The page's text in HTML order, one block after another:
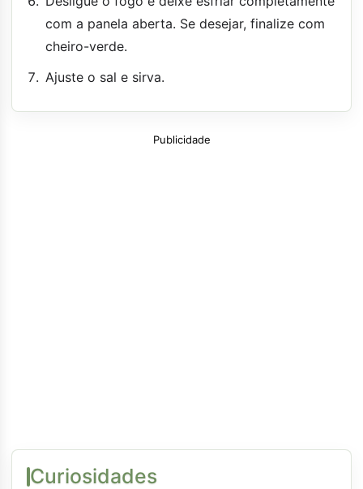
com a panela aberta. Se desejar, finalize com
cheiro-verde.
Ajuste o sal e sirva.
Publicidade
Curiosidades